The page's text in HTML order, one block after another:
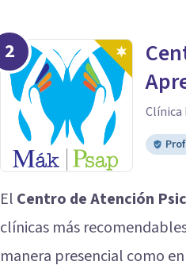
2
Clínica
El Centro de Atención
clínicas más
manera presencial como